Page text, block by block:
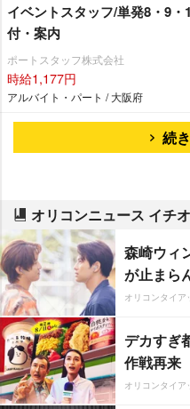
イベントスタッフ/単発8・9
付・案内
ポートスタッフ株式会社
時給1,177円
アルバイト・パート / 大阪府
続
オリコンニュース イチ
森崎ウィ
が止まら
オリコンタイア
デカすぎ
作戦再来
オリコンタイア